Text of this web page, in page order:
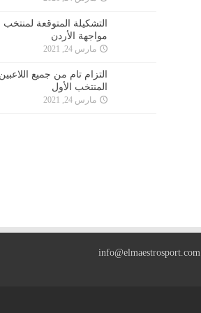
التشكيلة المتوقعة لمنتخب
مواجهة الأردن
مارس 24, 2021
التزام تام من جميع
المنتخب الأول
مارس 24, 2021
info@elmaestrosport.com